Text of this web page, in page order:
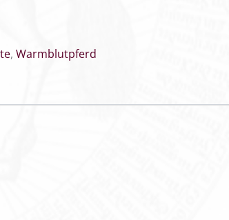
, Warmblutpferd